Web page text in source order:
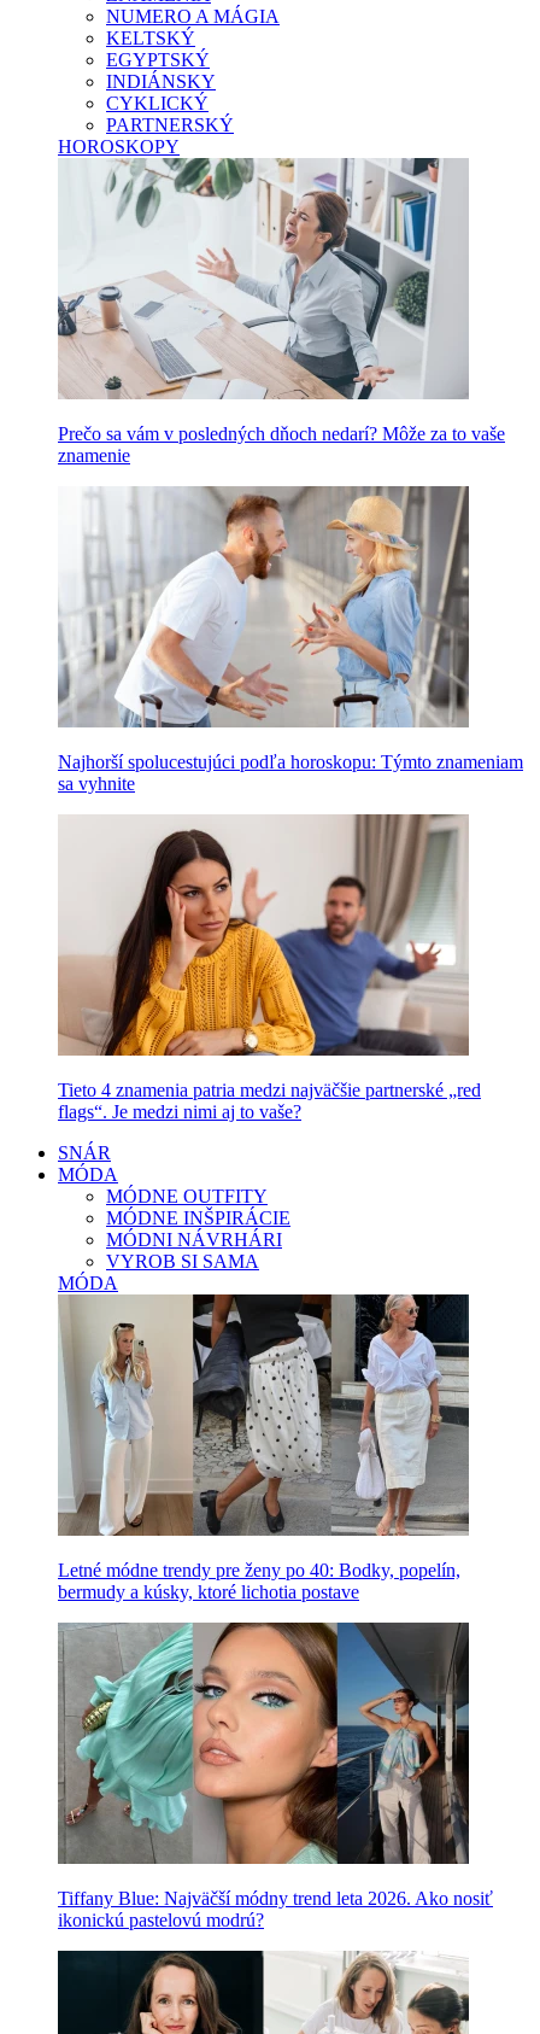
NUMERO A MÁGIA
KELTSKÝ
EGYPTSKÝ
INDIÁNSKY
CYKLICKÝ
PARTNERSKÝ
HOROSKOPY
Prečo sa vám v posledných dňoch nedarí? Môže za to vaše
znamenie
Najhorší spolucestujúci podľa horoskopu: Týmto znameniam
sa vyhnite
Tieto 4 znamenia patria medzi najväčšie partnerské „red
flags“. Je medzi nimi aj to vaše?
SNÁR
MÓDA
MÓDNE OUTFITY
MÓDNE INŠPIRÁCIE
MÓDNI NÁVRHÁRI
VYROB SI SAMA
MÓDA
Letné módne trendy pre ženy po 40: Bodky, popelín,
bermudy a kúsky, ktoré lichotia postave
Tiffany Blue: Najväčší módny trend leta 2026. Ako nosiť
ikonickú pastelovú modrú?